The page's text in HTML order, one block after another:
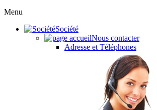
Menu
Société
Nous contacter
Adresse et Téléphones